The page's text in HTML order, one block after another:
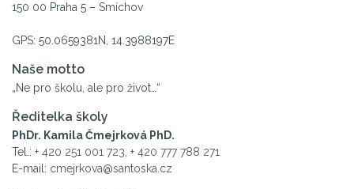
150 00 Praha 5 – Smíchov
GPS: 50.0659381N, 14.3988197E
Naše motto
„Ne pro školu, ale pro život…“
Ředitelka školy
PhDr. Kamila Čmejrková PhD.
Tel.: + 420 251 001 723 + 420 777 788 271
E-mail: cmejrkova@santoska.cz